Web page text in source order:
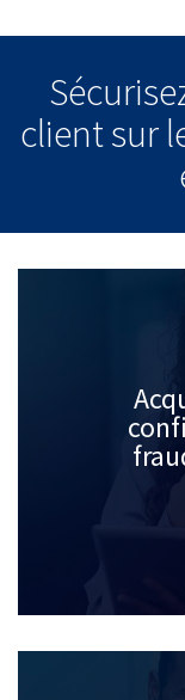
client sur